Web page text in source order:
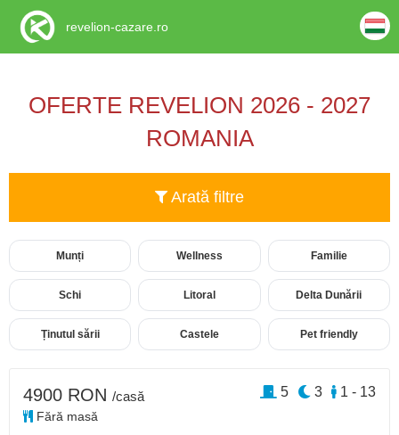
OFERTE REVELION 2026 - 2027
ROMANIA
Arată filtre
Munți Wellness Familie
Schi Litoral Delta Dunării
Ținutul sării Castele Pet friendly
4900 RON /casă
Fără masă
1 - 13
3
5
revelion-cazare.ro